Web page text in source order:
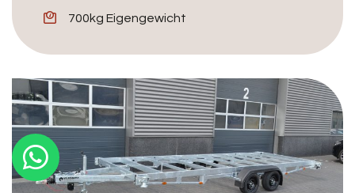
700kg Eigengewicht